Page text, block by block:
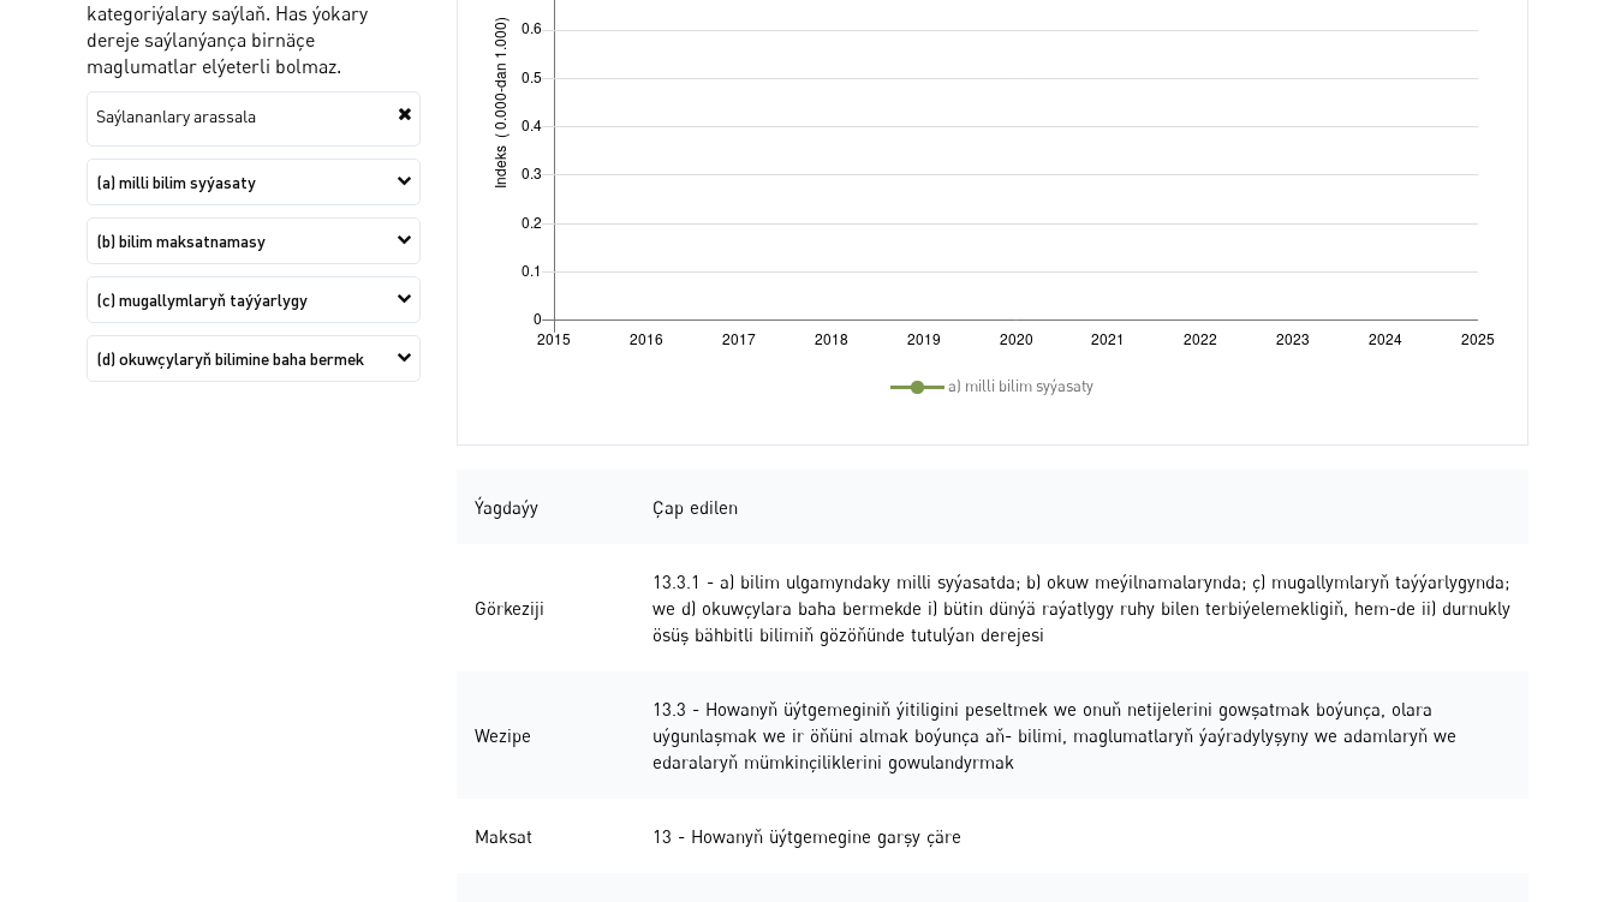
Ýagdaýy Çap edilen
Görkeziji
13.3.1 - a) bilim ulgamyndaky milli syýasatda; b) okuw meýilnamalarynda; ç) mugallymlaryň taýýarlygynda;
we d) okuwçylara baha bermekde i) bütin dünýä raýatlygy ruhy bilen terbiýelemekligiň, hem-de ii) durnukly
ösüş bähbitli bilimiň gözöňünde tutulýan derejesi
Wezipe
13.3 - Howanyň üýtgemeginiň ýitiligini peseltmek we onuň netijelerini gowşatmak boýunça, olara
uýgunlaşmak we ir öňüni almak boýunça aň- bilimi, maglumatlaryň ýaýradylyşyny we adamlaryň we
edaralaryň mümkinçiliklerini gowulandyrmak
Maksat 13 - Howanyň üýtgemegine garşy çäre